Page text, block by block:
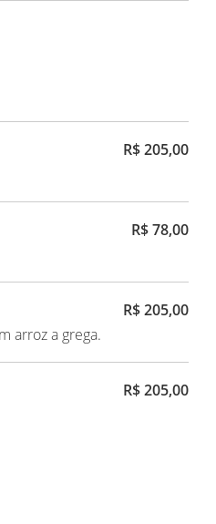
R$ 205,00
R$ 78,00
R$ 205,00
arroz a grega.
R$ 205,00